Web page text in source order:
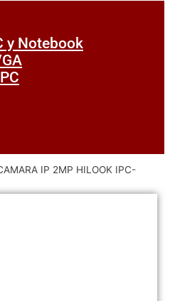
y Notebook
IP 2MP HILOOK IPC-